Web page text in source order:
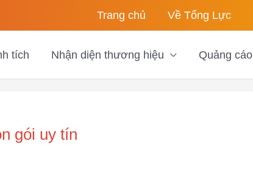
Trang chủ Về Tổng Lực
tích Nhận diện thương hiệu Quảng cáo
gói uy tín